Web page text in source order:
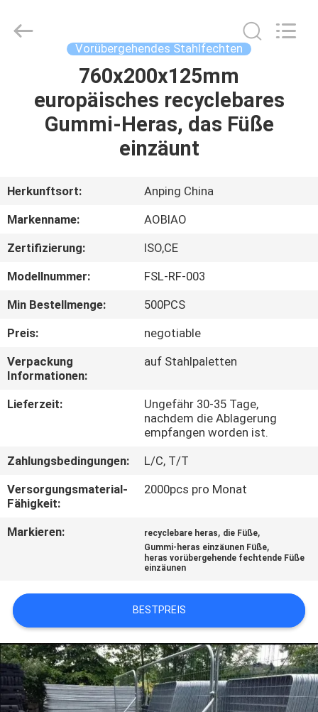
PRODUKTE
UNS
AUSFLUG
QUALITÄTSKONTROLLE
TRETEN
SIE
MIT
VERBINDUNG
NACHRICHTEN
EIN
ZITAT
SITEMAP
2021
Vorübergehendes Stahlfechten
760x200x125mm
europäisches recyclebares
Gummi-Heras, das Füße
einzäunt
Herkunftsort:
Anping China
Markenname:
AOBIAO
Zertifizierung:
ISO,CE
Modellnummer:
FSL-RF-003
Min Bestellmenge:
500PCS
Preis:
negotiable
Verpackung
Informationen:
auf Stahlpaletten
Lieferzeit:
Ungefähr 30-35 Tage,
nachdem die Ablagerung
empfangen worden ist.
Zahlungsbedingungen:
L/C, T/T
Versorgungsmaterial-
Fähigkeit:
2000pcs pro Monat
Markieren: recyclebare heras, die Füße,
Gummi-heras einzäunen Füße,
heras vorübergehende fechtende Füße
einzäunen
BESTPREIS